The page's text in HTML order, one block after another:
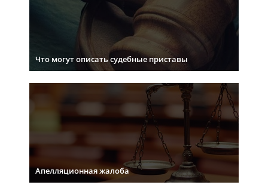
Что могут описать судебные приставы
Апелляционная жалоба